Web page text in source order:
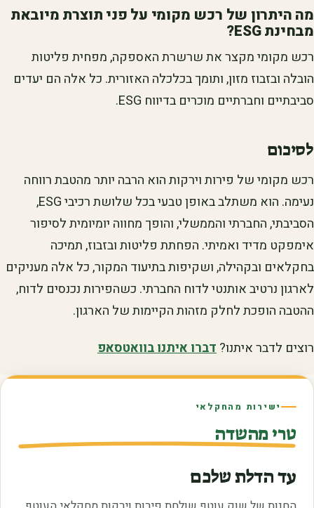
מה היתרון של רכש מקומי על פני תוצרת מיובאת
מבחינת ESG?
רכש מקומי מקצר את שרשרת האספקה, מפחית פליטות
הובלה ובזבוז מזון, ותומך בכלכלה האזורית. כל אלה הם יעדים
סביבתיים וחברתיים מוכרים בדיווח ESG.
לסיכום
רכש מקומי של פירות וירקות הוא הרבה יותר מהטבת רווחה
נעימה. הוא משתלב באופן טבעי בכל שלושת רכיבי ESG,
הסביבתי, החברתי והממשלי, והופך מחווה יומיומית לסיפור
אימפקט מדיד ואמיתי. הפחתת פליטות ובזבוז, תמיכה
בחקלאים ובקהילה, ושקיפות בתיעוד המקור, כל אלה מעניקים
לארגון נרטיב אותנטי לדוח החברתי. כשהפירות נכנסים לדוח,
ההטבה הופכת לחלק מזהות הקיימות של הארגון.
רוצים לדבר איתנו?דברו איתנו בוואטסאפ
ישירות מהחקלאי
טרי מהשדה
עד הדלת שלכם